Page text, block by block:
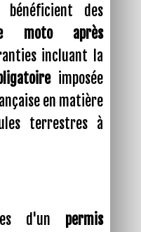
bénéficient des
moto après
incluant la
imposée
en matière
terrestres à
d'un permis